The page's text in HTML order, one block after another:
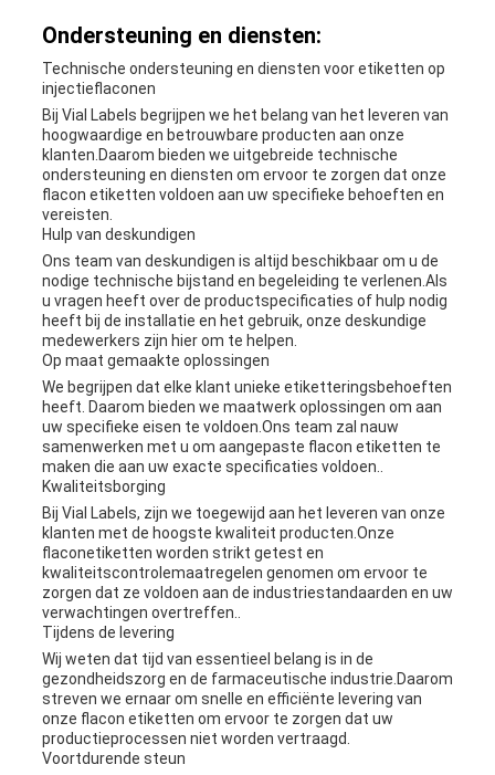
Ondersteuning en diensten:
Technische ondersteuning en diensten voor etiketten op
injectieflaconen
Bij Vial Labels begrijpen we het belang van het leveren van
hoogwaardige en betrouwbare producten aan onze
klanten.Daarom bieden we uitgebreide technische
ondersteuning en diensten om ervoor te zorgen dat onze
flacon etiketten voldoen aan uw specifieke behoeften en
vereisten.
Hulp van deskundigen
Ons team van deskundigen is altijd beschikbaar om u de
nodige technische bijstand en begeleiding te verlenen.Als
u vragen heeft over de productspecificaties of hulp nodig
heeft bij de installatie en het gebruik, onze deskundige
medewerkers zijn hier om te helpen.
Op maat gemaakte oplossingen
We begrijpen dat elke klant unieke etiketteringsbehoeften
heeft. Daarom bieden we maatwerk oplossingen om aan
uw specifieke eisen te voldoen.Ons team zal nauw
samenwerken met u om aangepaste flacon etiketten te
maken die aan uw exacte specificaties voldoen..
Kwaliteitsborging
Bij Vial Labels, zijn we toegewijd aan het leveren van onze
klanten met de hoogste kwaliteit producten.Onze
flaconetiketten worden strikt getest en
kwaliteitscontrolemaatregelen genomen om ervoor te
zorgen dat ze voldoen aan de industriestandaarden en uw
verwachtingen overtreffen..
Tijdens de levering
Wij weten dat tijd van essentieel belang is in de
gezondheidszorg en de farmaceutische industrie.Daarom
streven we ernaar om snelle en efficiënte levering van
onze flacon etiketten om ervoor te zorgen dat uw
productieprocessen niet worden vertraagd.
Voortdurende steun